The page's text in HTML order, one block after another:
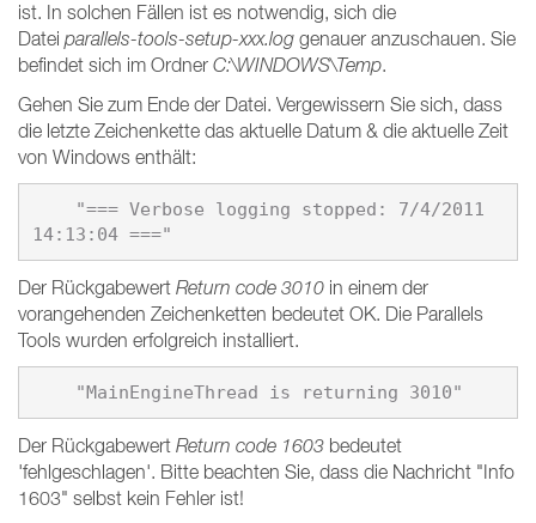
ist. In solchen Fällen ist es notwendig, sich die
Datei parallels-tools-setup-xxx.log genauer anzuschauen. Sie
befindet sich im Ordner C:\WINDOWS\Temp.
Gehen Sie zum Ende der Datei. Vergewissern Sie sich, dass
die letzte Zeichenkette das aktuelle Datum & die aktuelle Zeit
von Windows enthält:
Der Rückgabewert Return code 3010 in einem der
vorangehenden Zeichenketten bedeutet OK. Die Parallels
Tools wurden erfolgreich installiert.
Der Rückgabewert Return code 1603 bedeutet
'fehlgeschlagen'. Bitte beachten Sie, dass die Nachricht "Info
1603" selbst kein Fehler ist!